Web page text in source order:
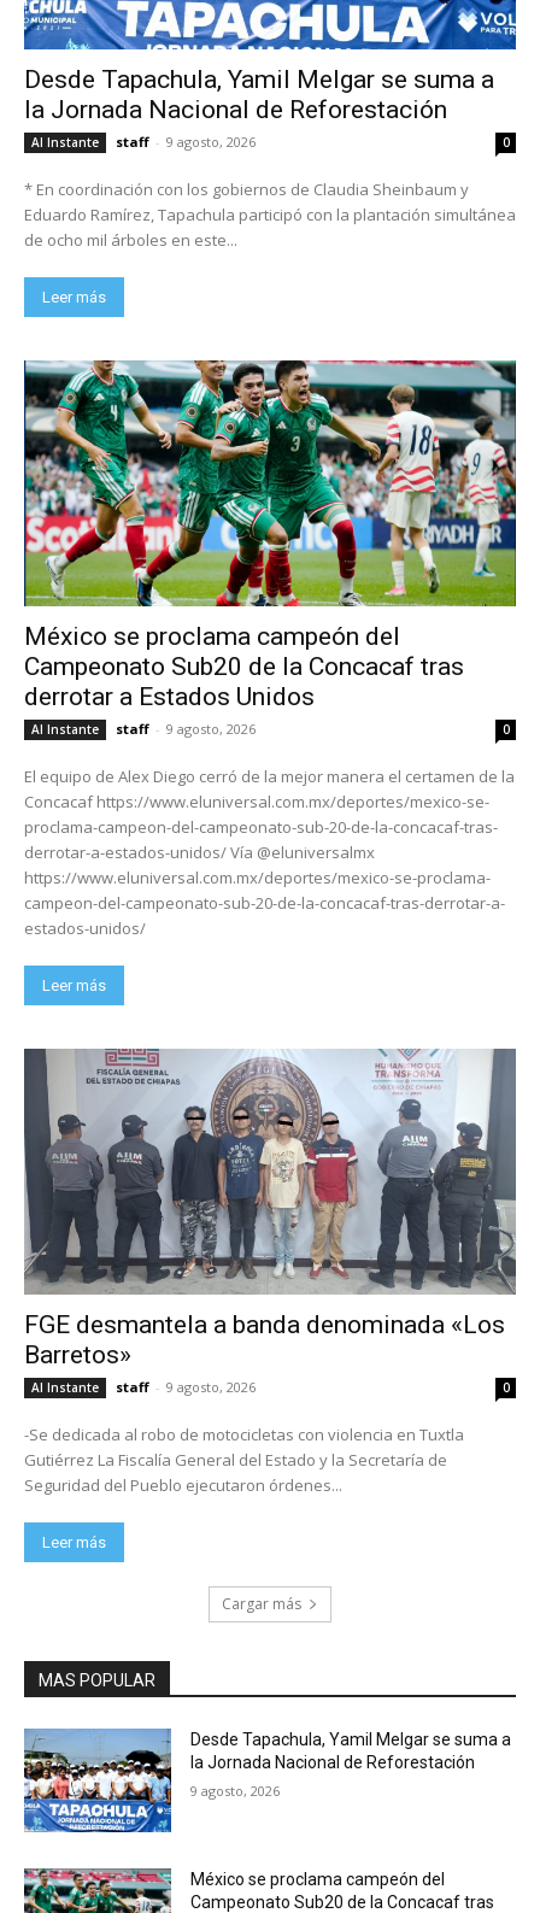
Desde Tapachula, Yamil Melgar se suma a
la Jornada Nacional de Reforestación
Al Instante staff - 9 agosto, 2026 0
* En coordinación con los gobiernos de Claudia Sheinbaum y
Eduardo Ramírez, Tapachula participó con la plantación simultánea
de ocho mil árboles en este...
Leer más
México se proclama campeón del
Campeonato Sub20 de la Concacaf tras
derrotar a Estados Unidos
Al Instante staff - 9 agosto, 2026 0
El equipo de Alex Diego cerró de la mejor manera el certamen de la
Concacaf https://www.eluniversal.com.mx/deportes/mexico-se-
proclama-campeon-del-campeonato-sub-20-de-la-concacaf-tras-
derrotar-a-estados-unidos/ Vía @eluniversalmx
https://www.eluniversal.com.mx/deportes/mexico-se-proclama-
campeon-del-campeonato-sub-20-de-la-concacaf-tras-derrotar-a-
estados-unidos/
Leer más
FGE desmantela a banda denominada «Los
Barretos»
Al Instante staff - 9 agosto, 2026 0
-Se dedicada al robo de motocicletas con violencia en Tuxtla
Gutiérrez La Fiscalía General del Estado y la Secretaría de
Seguridad del Pueblo ejecutaron órdenes...
Leer más
Cargar más
MAS POPULAR
Desde Tapachula, Yamil Melgar se suma a
la Jornada Nacional de Reforestación
9 agosto, 2026
México se proclama campeón del
Campeonato Sub20 de la Concacaf tras